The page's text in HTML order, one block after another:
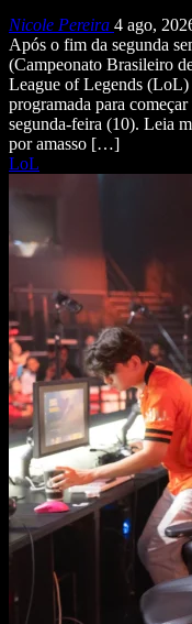
Nicole Pereira 4 ago,
Após o fim da segunda
(Campeonato Brasileiro
League of Legends (LoL)
programada para
segunda-feira (10). Leia
por amasso […]
LoL